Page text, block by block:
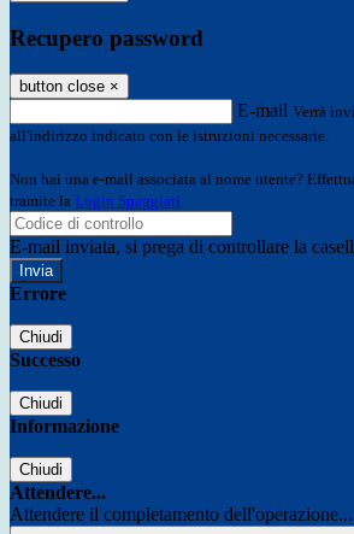
Recupero password
button close ×
E-mail Verrà
all'indirizzo indicato con le istruzioni necessarie.
Non hai una e-mail associata al nome utente?
tramite la Login Spaggiari
E-mail inviata, si prega di controllare la
Errore
Chiudi
Successo
Chiudi
Informazione
Chiudi
Attendere...
Attendere il completamento dell'operazione...